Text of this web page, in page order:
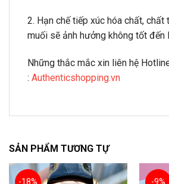
2. Hạn chế tiếp xúc hóa chất, chất
muối sẽ ảnh hưởng không tốt đến
Những thắc mắc xin liên hệ
: Authenticshopping.vn
SẢN PHẨM TƯƠNG TỰ
-18% -9%